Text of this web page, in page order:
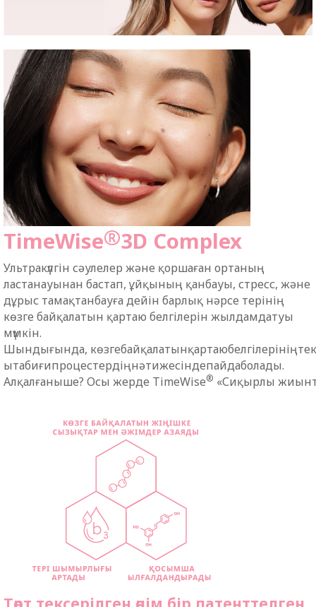
TimeWise®3D Complex
Ультракүлгін сәулелер және қоршаған ортаның
ластанауынан бастап, ұйқының қанбауы, стресс, және
дұрыс тамақтанбауға дейін барлық нәрсе терінің
көзге байқалатын қартаю белгілерін жылдамдатуы
мүмкін.
Шындығында, көзгебайқалатынқартаюбелгілерініңтек
ытабиғипроцестердіңнәтижесіндепайдаболады.
Алқалғаныше? Осы жерде TimeWise® «Сиқырлы